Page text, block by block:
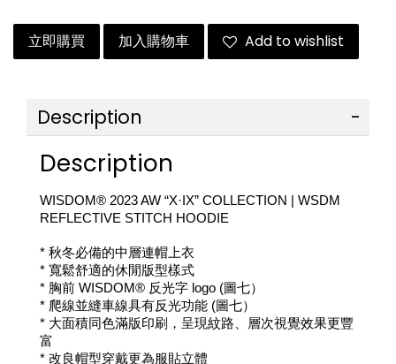
立即購買 加入購物車 Add to wishlist
Description
Description
WISDOM® 2023 AW “X·IX” COLLECTION | WSDM
REFLECTIVE STITCH HOODIE
* 秋冬必備的中層連帽上衣
* 寬鬆舒適的休閒版型樣式
* 胸前 WISDOM® 反光字 logo (圖七）
* 爬線並縫車線具有反光功能 (圖七）
* 大面積同色滿版印刷，呈現紋路、層次視覺效果更豐
富
* 改良帽型穿戴更為服貼立體